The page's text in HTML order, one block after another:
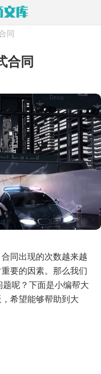
同
合同
同出现的次数越来越
要的因素。那么我们
呢？下面是小编帮大
希望能够帮助到大